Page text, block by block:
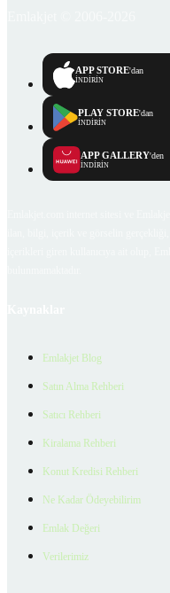
APP STORE'dan
İNDİRİN
PLAY STORE'dan
İNDİRİN
APP GALLERY'den
İNDİRİN
Emlakjet Blog
Satın Alma Rehberi
Satıcı Rehberi
Kiralama Rehberi
Konut Kredisi Rehberi
Ne Kadar Ödeyebilirim
Emlak Değeri
Verilerimiz